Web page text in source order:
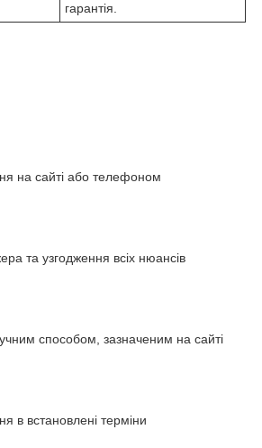
гарантія.
на сайті або телефоном
та узгодження всіх нюансів
способом, зазначеним на сайті
в встановлені терміни